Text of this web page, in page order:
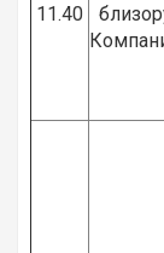
11.40